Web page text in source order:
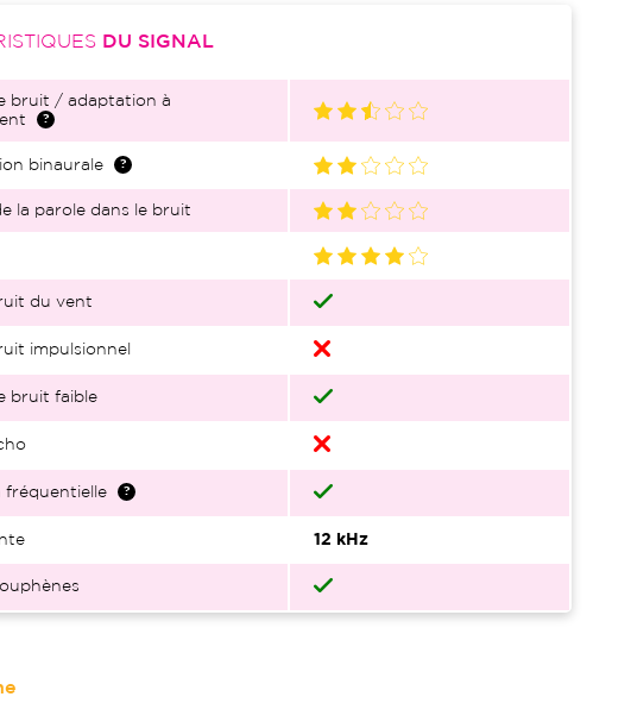
DU SIGNAL
bruit / adaptation à
binaurale
la parole dans le bruit
du vent
impulsionnel
bruit faible
fréquentielle
12 kHz